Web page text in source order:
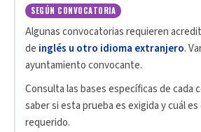
SEGÚN CONVOCATORIA
Algunas convocatorias requieren
de inglés u otro idioma extranjero.
ayuntamiento convocante.
Consulta las bases específicas de cada
saber si esta prueba es exigida y cuál es
requerido.